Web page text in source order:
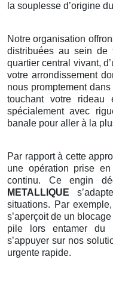
la souplesse d’origine
Notre organisation
distribuées au sein de
quartier central vivant,
votre arrondissement
nous promptement
touchant votre rideau
spécialement avec
banale pour aller à la
Par rapport à cette
une opération prise
continu. Ce engin
METALLIQUE
situations. Par
s’aperçoit de un
pile lors entamer du
s’appuyer sur nos
urgente rapide.